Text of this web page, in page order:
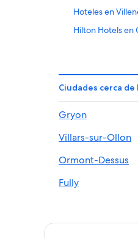
Hoteles en
Hilton Hotels en
Hoteles en
Accor Hotels en
Hoteles en Leysin
Hoteles en Les
Apart-Hoteles en
Ciudades cerca de
Gryon
Villars-sur-Ollon
Ormont-Dessus
Fully